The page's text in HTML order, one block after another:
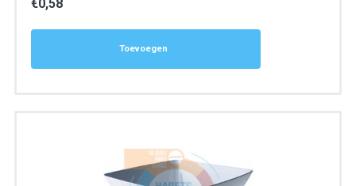
€0,58
Toevoegen